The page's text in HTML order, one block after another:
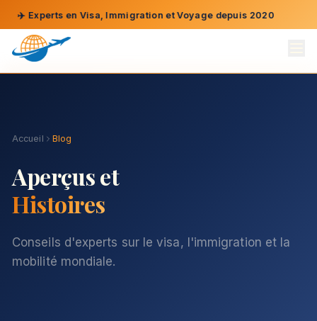
en Visa, Immigration et Voyage depuis 2020 📞
Accueil Blog
Aperçus et
Histoires
Conseils d'experts sur le visa, l'immigration et la
mobilité mondiale.